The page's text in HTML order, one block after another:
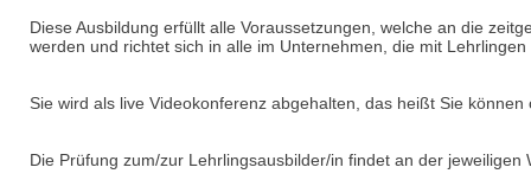
Diese Ausbildung erfüllt alle Voraussetzungen, welche an die
werden und richtet sich in alle im Unternehmen, die mit
Sie wird als live Videokonferenz abgehalten, das heißt Sie
Die Prüfung zum/zur Lehrlingsausbilder/in findet an der jeweiligen